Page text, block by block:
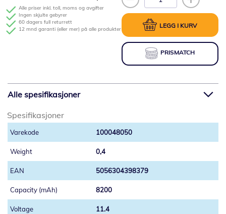
LEGG I KURV
PRISMATCH
Alle priser inkl. toll, moms og avgifter
Ingen skjulte gebyrer
60 dagers full returrett
12 mnd garanti (eller mer) på alle produkter
Alle spesifikasjoner
Spesifikasjoner
100048050
0,4
5056304398379
8200
11.4